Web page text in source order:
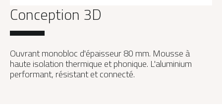
Conception 3D
Ouvrant monobloc d'épaisseur 80 mm. Mousse à
haute isolation thermique et phonique. L'aluminium
performant, résistant et connecté.